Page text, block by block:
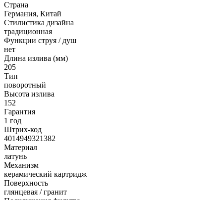
Страна
Германия, Китай
Стилистика дизайна
традиционная
Функции струя / душ
нет
Длина излива (мм)
205
Тип
поворотный
Высота излива
152
Гарантия
1 год
Штрих-код
4014949321382
Материал
латунь
Механизм
керамический картридж
Поверхность
глянцевая / гранит